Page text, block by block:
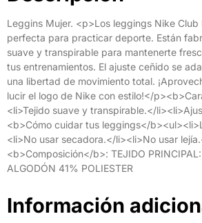
Leggins Mujer. <p>Los leggings Nike Club
perfecta para practicar deporte. Están
suave y transpirable para mantenerte
tus entrenamientos. El ajuste ceñido se
una libertad de movimiento total.
lucir el logo de Nike con estilo!</
<li>Tejido suave y transpirable.</
<b>Cómo cuidar tus leggings</
<li>No usar secadora.</li><li>No usar
<b>Composición</b>: TEJIDO
ALGODÓN 41% POLIESTER
Información